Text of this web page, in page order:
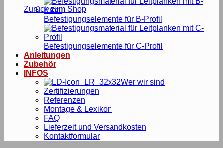
Zurück zum Shop
Befestigungselemente für B-Profil
Befestigungselemente für C-Profil
Anleitungen
Zubehör
INFOS
Wer wir sind
Zertifizierungen
Referenzen
Montage & Lexikon
FAQ
Lieferzeit und Versandkosten
Kontaktformular